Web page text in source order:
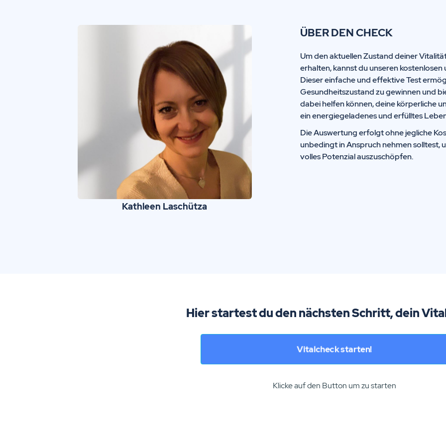
Kathleen Laschütza
ÜBER DEN CHECK
Um den aktuellen Zustand deiner
erhalten, kannst du unseren
Dieser einfache und effektive Test
Gesundheitszustand zu gewinnen und
dabei helfen können, deine körperliche
ein energiegeladenes und erfülltes
Die Auswertung erfolgt ohne jegliche
unbedingt in Anspruch nehmen solltest,
volles Potenzial auszuschöpfen.
Hier startest du den nächsten Schritt, dein
Vitalcheck starten!
Klicke auf den Button um zu starten